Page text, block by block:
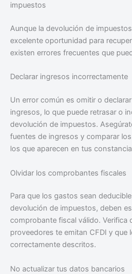
impuestos
Aunque la devolución de
excelente oportunidad para
existen errores frecuentes que
Declarar ingresos incorrectamente
Un error común es omitir o
ingresos, lo que puede retrasar o
devolución de impuestos.
fuentes de ingresos y comparar
los que aparecen en tus
Olvidar los comprobantes fiscales
Para que los gastos sean
devolución de impuestos, deben
comprobante fiscal válido. Verifica
proveedores te emitan CFDI y que
correctamente descritos.
No actualizar tus datos bancarios